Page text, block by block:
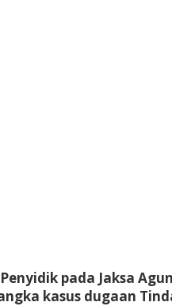
pada Jaksa
kasus dugaan